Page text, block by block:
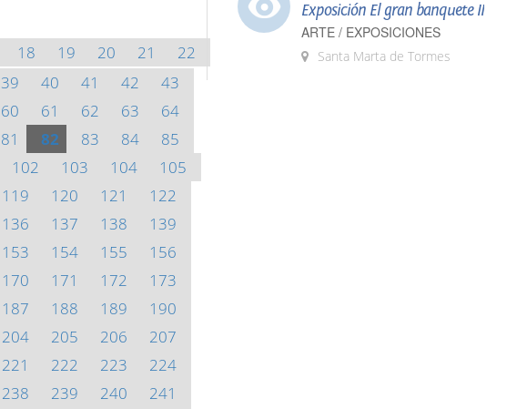
18 19 20 21
22
39 40 41 42
43
60 61 62 63
64
81 82 83 84
85
102 103 104
105
119 120 121
122
136 137 138
139
153 154 155
156
170 171 172
173
187 188 189
190
204 205 206
207
221 222 223
224
238 239 240 241
Exposición El gran banquete II
ARTE / EXPOSICIONES
Santa Marta de Tormes